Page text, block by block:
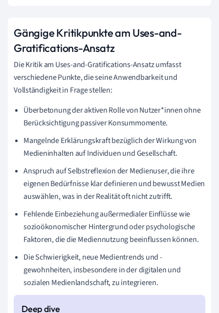
Gängige Kritikpunkte am Uses-and-
Gratifications-Ansatz
Die Kritik am Uses-and-Gratifications-Ansatz umfasst
verschiedene Punkte, die seine Anwendbarkeit und
Vollständigkeit in Frage stellen:
Überbetonung der aktiven Rolle von Nutzer*innen ohne
Berücksichtigung passiver Konsummomente.
Mangelnde Erklärungskraft bezüglich der Wirkung von
Medieninhalten auf Individuen und Gesellschaft.
Anspruch auf Selbstreflexion der Medienuser, die ihre
eigenen Bedürfnisse klar definieren und bewusst Medien
auswählen, was in der Realität oft nicht zutrifft.
Fehlende Einbeziehung außermedialer Einflüsse wie
sozioökonomischer Hintergrund oder psychologische
Faktoren, die die Mediennutzung beeinflussen können.
Die Schwierigkeit, neue Medientrends und -
gewohnheiten, insbesondere in der digitalen und
sozialen Medienlandschaft, zu integrieren.